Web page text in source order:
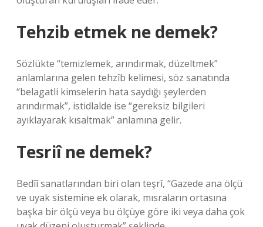
Tehzib etmek ne demek?
Sözlükte “temizlemek, arındırmak, düzeltmek”
anlamlarına gelen tehzîb kelimesi, söz sanatında
“belagatli kimselerin hata saydığı şeylerden
arındırmak”, istidlalde ise “gereksiz bilgileri
ayıklayarak kısaltmak” anlamına gelir.
Tesriî ne demek?
Bedîî sanatlarından biri olan teşrî, “Gazede ana ölçü
ve uyak sistemine ek olarak, mısraların ortasına
başka bir ölçü veya bu ölçüye göre iki veya daha çok